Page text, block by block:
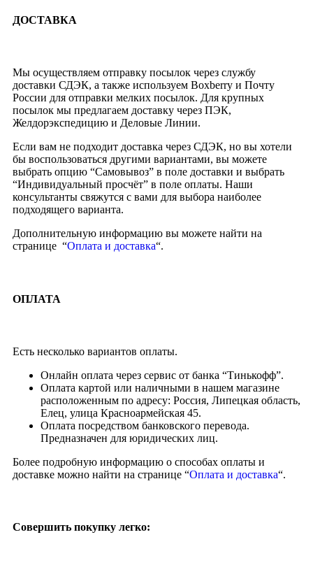
ДОСТАВКА
Мы осуществляем отправку посылок через службу
доставки СДЭК, а также используем Boxberry и Почту
России для отправки мелких посылок. Для крупных
посылок мы предлагаем доставку через ПЭК,
Желдорэкспедицию и Деловые Линии.
Если вам не подходит доставка через СДЭК, но вы хотели
бы воспользоваться другими вариантами, вы можете
выбрать опцию “Самовывоз” в поле доставки и выбрать
“Индивидуальный просчёт” в поле оплаты. Наши
консультанты свяжутся с вами для выбора наиболее
подходящего варианта.
Дополнительную информацию вы можете найти на
странице “Оплата и доставка“.
ОПЛАТА
Есть несколько вариантов оплаты.
Онлайн оплата через сервис от банка “Тинькофф”.
Оплата картой или наличными в нашем магазине
расположенным по адресу: Россия, Липецкая область,
Елец, улица Красноармейская 45.
Оплата посредством банковского перевода.
Предназначен для юридических лиц.
Более подробную информацию о способах оплаты и
доставке можно найти на странице “Оплата и доставка“.
Совершить покупку легко: